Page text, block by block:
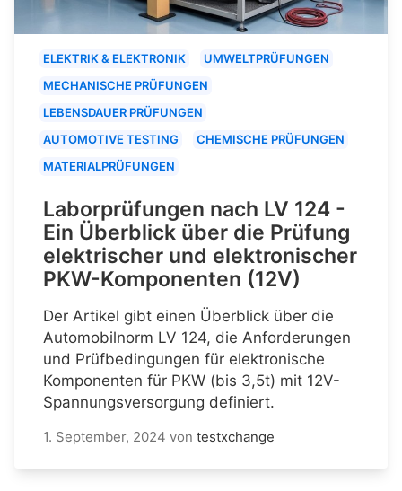
ELEKTRIK & ELEKTRONIK
UMWELTPRÜFUNGEN
MECHANISCHE PRÜFUNGEN
LEBENSDAUER PRÜFUNGEN
AUTOMOTIVE TESTING
CHEMISCHE PRÜFUNGEN
MATERIALPRÜFUNGEN
Laborprüfungen nach LV 124 -
Ein Überblick über die Prüfung
elektrischer und elektronischer
PKW-Komponenten (12V)
Der Artikel gibt einen Überblick über die
Automobilnorm LV 124, die Anforderungen
und Prüfbedingungen für elektronische
Komponenten für PKW (bis 3,5t) mit 12V-
Spannungsversorgung definiert.
1. September, 2024 von testxchange